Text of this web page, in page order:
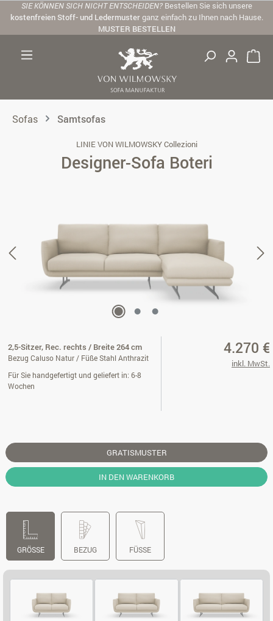
Zum Hauptinhalt springen
SIE KÖNNEN SICH NICHT ENTSCHEIDEN? Bestellen Sie sich unsere
kostenfreien Stoff- und Ledermusterganz einfach zu Ihnen nach Hause.
MUSTER BESTELLEN
Sofas Samtsofas
LINIE VON WILMOWSKY Collezioni
Designer-Sofa Boteri
2,5-Sitzer, Rec. rechts / Breite 264 cm
Bezug Caluso Natur / Füße Stahl Anthrazit
Für Sie handgefertigt und geliefert in: 6-8
Wochen
4.270 €
inkl. MwSt.
GRATISMUSTER
IN DEN WARENKORB
GRÖSSE BEZUG FÜSSE